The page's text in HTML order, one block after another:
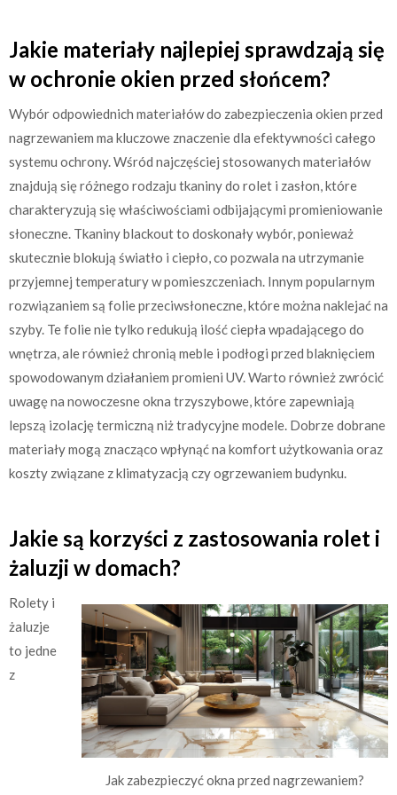
Jakie materiały najlepiej sprawdzają się
w ochronie okien przed słońcem?
Wybór odpowiednich materiałów do zabezpieczenia okien przed
nagrzewaniem ma kluczowe znaczenie dla efektywności całego
systemu ochrony. Wśród najczęściej stosowanych materiałów
znajdują się różnego rodzaju tkaniny do rolet i zasłon, które
charakteryzują się właściwościami odbijającymi promieniowanie
słoneczne. Tkaniny blackout to doskonały wybór, ponieważ
skutecznie blokują światło i ciepło, co pozwala na utrzymanie
przyjemnej temperatury w pomieszczeniach. Innym popularnym
rozwiązaniem są folie przeciwsłoneczne, które można naklejać na
szyby. Te folie nie tylko redukują ilość ciepła wpadającego do
wnętrza, ale również chronią meble i podłogi przed blaknięciem
spowodowanym działaniem promieni UV. Warto również zwrócić
uwagę na nowoczesne okna trzyszybowe, które zapewniają
lepszą izolację termiczną niż tradycyjne modele. Dobrze dobrane
materiały mogą znacząco wpłynąć na komfort użytkowania oraz
koszty związane z klimatyzacją czy ogrzewaniem budynku.
Jakie są korzyści z zastosowania rolet i
żaluzji w domach?
Jak zabezpieczyć okna przed nagrzewaniem?
Rolety i
żaluzje
to jedne
z